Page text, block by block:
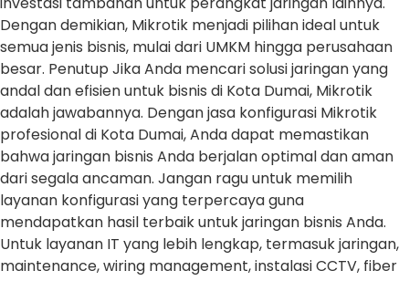
Dengan demikian, Mikrotik menjadi pilihan ideal untuk
semua jenis bisnis, mulai dari UMKM hingga perusahaan
besar. Penutup Jika Anda mencari solusi jaringan yang
andal dan efisien untuk bisnis di Kota Dumai, Mikrotik
adalah jawabannya. Dengan jasa konfigurasi Mikrotik
profesional di Kota Dumai, Anda dapat memastikan
bahwa jaringan bisnis Anda berjalan optimal dan aman
dari segala ancaman. Jangan ragu untuk memilih
layanan konfigurasi yang terpercaya guna
mendapatkan hasil terbaik untuk jaringan bisnis Anda.
Untuk layanan IT yang lebih lengkap, termasuk jaringan,
maintenance, wiring management, instalasi CCTV, fiber